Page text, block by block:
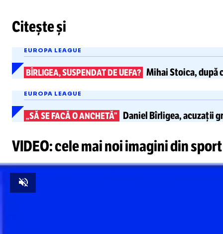
Citește și
EUROPA LEAGUE
BÎRLIGEA, SUSPENDAT DE UEFA? Mihai Stoica, după
EUROPA LEAGUE
„SĂ SE FACĂ O ANCHETĂ” Daniel Bîrligea,acuzații
VIDEO: cele mai noi imagini din sport
Unmute